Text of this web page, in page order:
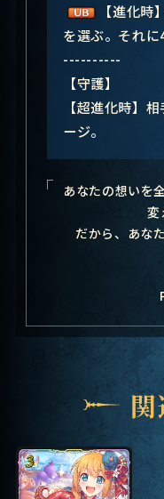
【進化
を選ぶ。それに
----------
【守護】
【超進化時】
ージ。
あなたの想いを
変
だから、あな